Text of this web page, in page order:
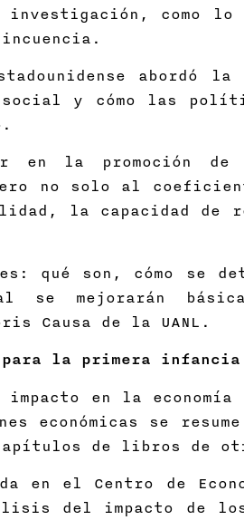
como
abordó
y cómo las
en la promoción
no solo al
la capacidad de
qué son, cómo se
mejorarán
Causa de la UANL.
la primera infancia
impacto en la
se
de libros de
en el Centro de
del impacto de